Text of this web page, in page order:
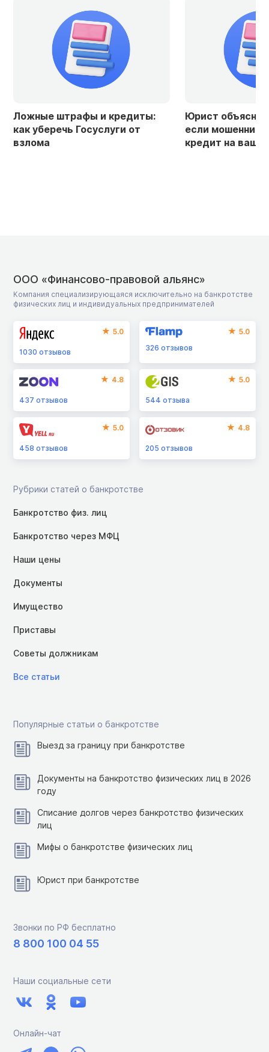
Ложные штрафы и кредиты:
как уберечь Госуслуги от
взлома
Юрист
если
кредит на ваше
ООО «Финансово-правовой альянс»
Компания специализирующаяся исключительно на банкротстве
физических лиц и индивидуальных предпринимателей
5.0
1030 отзывов
5.0
326отзывов
4.8
437 отзывов
5.0
544отзыва
5.0
458 отзывов
4.8
205отзывов
Рубрики статей о банкротстве
Банкротство физ. лиц
Банкротство через МФЦ
Наши цены
Документы
Имущество
Приставы
Советы должникам
Все статьи
Популярные статьи о банкротстве
Выезд за границу при банкротстве
Документы на банкротство физических лиц в 2026
году
Списание долгов через банкротство физических
лиц
Мифы о банкротстве физических лиц
Юрист при банкротстве
Звонки по РФ бесплатно
8 800 100 04 55
Наши социальные сети
Онлайн-чат